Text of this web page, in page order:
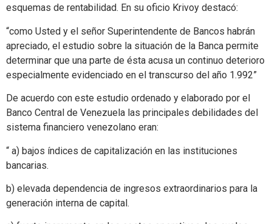
esquemas de rentabilidad. En su oficio Krivoy destacó:
“como Usted y el señor Superintendente de Bancos habrán
apreciado, el estudio sobre la situación de la Banca permite
determinar que una parte de ésta acusa un continuo deterioro
especialmente evidenciado en el transcurso del año 1.992”
De acuerdo con este estudio ordenado y elaborado por el
Banco Central de Venezuela las principales debilidades del
sistema financiero venezolano eran:
“ a) bajos índices de capitalización en las instituciones
bancarias.
b) elevada dependencia de ingresos extraordinarios para la
generación interna de capital.